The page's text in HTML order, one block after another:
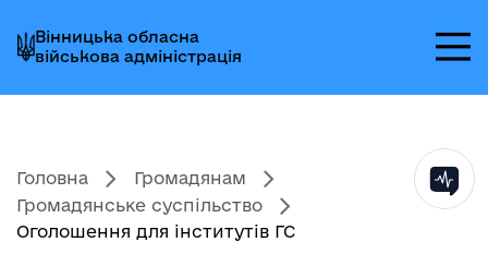
до
головного
меню
до
головного
вмісту
до
головного
колонтитула
Вінницька обласна
військова адміністрація
Головна
Громадянам
Громадянське суспільство
Оголошення для інститутів ГС